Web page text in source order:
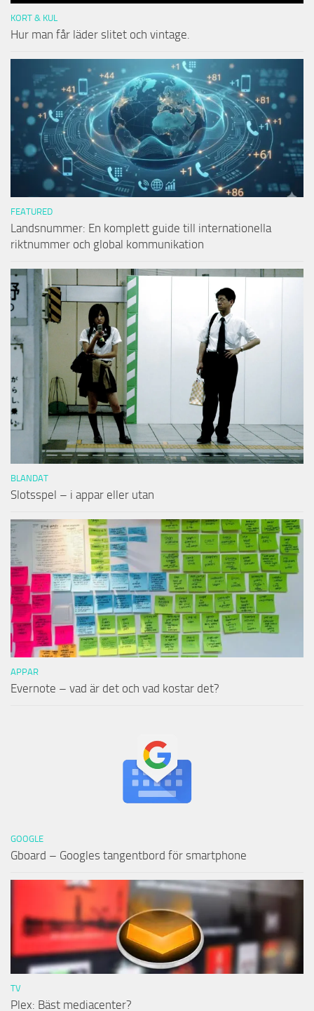
KORT & KUL
Hur man får läder slitet och vintage.
FEATURED
Landsnummer: En komplett guide till internationella
riktnummer och global kommunikation
BLANDAT
Slotsspel – i appar eller utan
APPAR
Evernote – vad är det och vad kostar det?
GOOGLE
Gboard – Googles tangentbord för smartphone
TV
Plex: Bäst mediacenter?